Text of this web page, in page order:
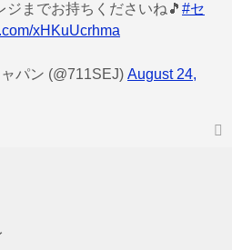
までお持ちくださいね🎵 #セ
xHKuUcrhma
パン (@711SEJ) August 24,